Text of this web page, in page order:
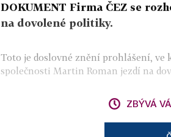
DOKUMENT Firma ČEZ se
na dovolené politiky.
Toto je doslovné znění prohlášení, ve
společnosti Martin Roman jezdí na
ZBÝVÁ